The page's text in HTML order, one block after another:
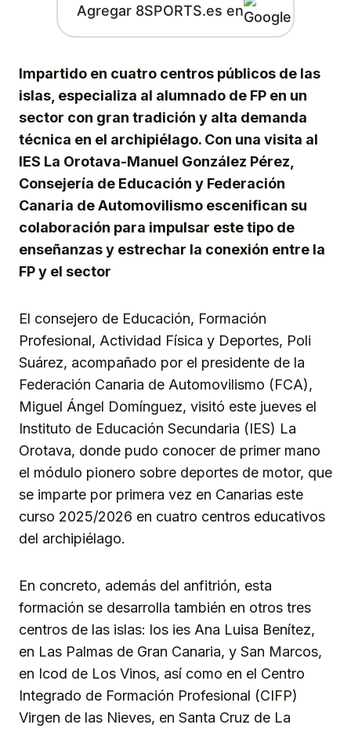
Agregar 8SPORTS.es en
Impartido en cuatro centros públicos de las
islas, especializa al alumnado de FP en un
sector con gran tradición y alta demanda
técnica en el archipiélago. Con una visita al
IES La Orotava-Manuel González Pérez,
Consejería de Educación y Federación
Canaria de Automovilismo escenifican su
colaboración para impulsar este tipo de
enseñanzas y estrechar la conexión entre la
FP y el sector
El consejero de Educación, Formación
Profesional, Actividad Física y Deportes, Poli
Suárez, acompañado por el presidente de la
Federación Canaria de Automovilismo (FCA),
Miguel Ángel Domínguez, visitó este jueves el
Instituto de Educación Secundaria (IES) La
Orotava, donde pudo conocer de primer mano
el módulo pionero sobre deportes de motor, que
se imparte por primera vez en Canarias este
curso 2025/2026 en cuatro centros educativos
del archipiélago.
En concreto, además del anfitrión, esta
formación se desarrolla también en otros tres
centros de las islas: los ies Ana Luisa Benítez,
en Las Palmas de Gran Canaria, y San Marcos,
en Icod de Los Vinos, así como en el Centro
Integrado de Formación Profesional (CIFP)
Virgen de las Nieves, en Santa Cruz de La